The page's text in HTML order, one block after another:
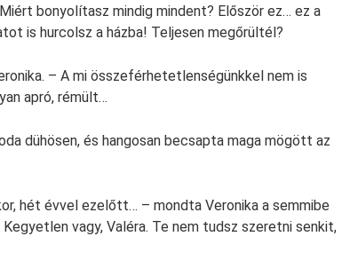
bonyolítasz mindig mindent? Először ez… ez a
is hurcolsz a házba! Teljesen megőrültél?
– A mi összeférhetetlenségünkkel nem is
apró, rémült…
dühösen, és hangosan becsapta maga mögött az
hét évvel ezelőtt… – mondta Veronika a semmibe
vagy, Valéra. Te nem tudsz szeretni senkit,